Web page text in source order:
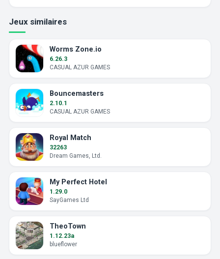
Jeux similaires
Worms Zone.io
6.26.3
CASUAL AZUR GAMES
Bouncemasters
2.10.1
CASUAL AZUR GAMES
Royal Match
32263
Dream Games, Ltd.
My Perfect Hotel
1.29.0
SayGames Ltd
TheoTown
1.12.23a
blueflower